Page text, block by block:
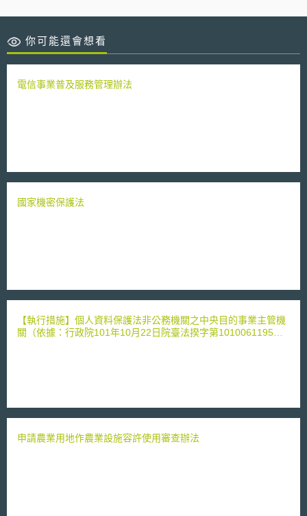
你可能還會想看
電信事業普及服務管理辦法
國家機密保護法
【執行措施】個人資料保護法非公務機關之中央目的事業主管機
關（依據：行政院101年10月22日院臺法揆字第1010061195號
申請農業用地作農業設施容許使用審查辦法